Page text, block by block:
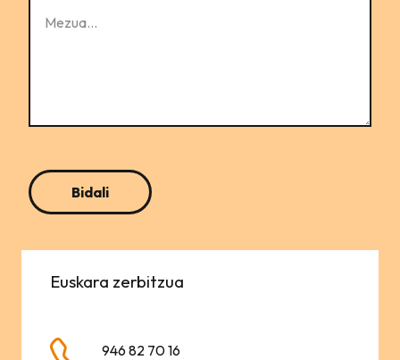
Euskara zerbitzua
946 82 70 16